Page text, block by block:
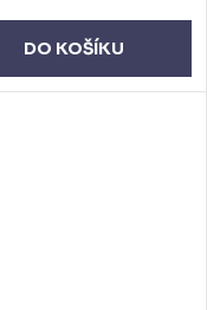
DO KOŠÍKU